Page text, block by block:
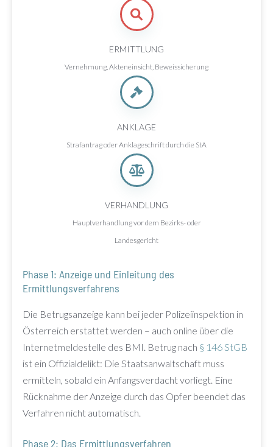
ERMITTLUNG
Vernehmung, Akteneinsicht, Beweissicherung
ANKLAGE
Strafantrag oder Anklageschrift durch die StA
VERHANDLUNG
Hauptverhandlung vor dem Bezirks- oder
Landesgericht
Phase 1: Anzeige und Einleitung des
Ermittlungsverfahrens
Die Betrugsanzeige kann bei jeder Polizeiinspektion in
Österreich erstattet werden – auch online über die
Internetmeldestelle des BMI. Betrug nach § 146 StGB
ist ein Offizialdelikt: Die Staatsanwaltschaft muss
ermitteln, sobald ein Anfangsverdacht vorliegt. Eine
Rücknahme der Anzeige durch das Opfer beendet das
Verfahren nicht automatisch.
Phase 2: Das Ermittlungsverfahren